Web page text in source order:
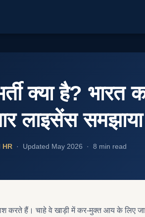
क्या है? भारत
लाइसेंस समझाया
HR· Updated May 2026 · 8 min read
करते हैं। चाहे वे खाड़ी में कर-मुक्त आय के लिए